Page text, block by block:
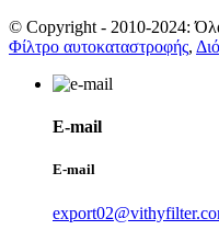
© Copyright - 2010-2024: Όλα
Φίλτρο αυτοκαταστροφής,
E-mail
E-mail